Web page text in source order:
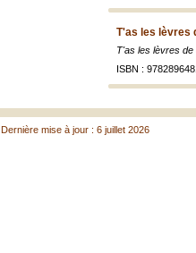
T'as les lèvres
T'as les lèvres de
ISBN :
Dernière mise à jour : 6 juillet 2026